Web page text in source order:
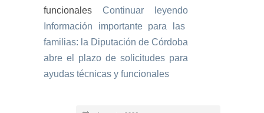
funcionales Continuar leyendo
Información importante para las
familias: la Diputación de Córdoba
abre el plazo de solicitudes para
ayudas técnicas y funcionales